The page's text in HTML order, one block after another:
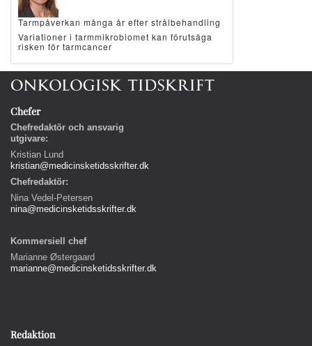
Tarmpåverkan många år efter strålbehandling
Variationer i tarmmikrobiomet kan förutsäga
risken för tarmcancer
Chefer
Chefredaktör och ansvarig
utgivare:
Kristian Lund
kristian@medicinsketidsskrifter.dk
Chefredaktör:
Nina Vedel-Petersen
nina@medicinsketidsskrifter.dk
Kommersiell chef
Marianne Østergaard
marianne@medicinsketidsskrifter.dk
Redaktion